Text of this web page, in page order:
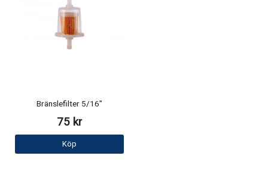
Bränslefilter 5/16"
75 kr
Köp